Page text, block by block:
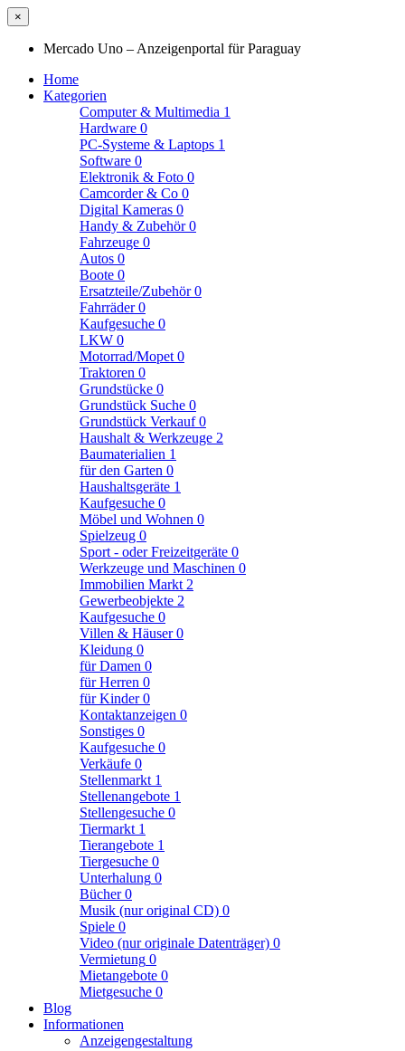
×
Mercado Uno – Anzeigenportal für Paraguay
Home
Kategorien
Computer & Multimedia 1
Hardware 0
PC-Systeme & Laptops 1
Software 0
Elektronik & Foto 0
Camcorder & Co 0
Digital Kameras 0
Handy & Zubehör0
Fahrzeuge 0
Autos 0
Boote 0
Ersatzteile/Zubehör0
Fahrräder0
Kaufgesuche 0
LKW 0
Motorrad/Mopet 0
Traktoren 0
Grundstücke 0
Grundstück Suche 0
Grundstück Verkauf0
Haushalt & Werkzeuge 2
Baumaterialien 1
für den Garten 0
Haushaltsgeräte 1
Kaufgesuche 0
Möbel und Wohnen 0
Spielzeug 0
Sport - oder Freizeitgeräte 0
Werkzeuge und Maschinen 0
Immobilien Markt 2
Gewerbeobjekte 2
Kaufgesuche 0
Villen & Häuser0
Kleidung 0
für Damen 0
für Herren 0
für Kinder0
Kontaktanzeigen 0
Sonstiges 0
Kaufgesuche 0
Verkäufe 0
Stellenmarkt 1
Stellenangebote 1
Stellengesuche 0
Tiermarkt 1
Tierangebote 1
Tiergesuche 0
Unterhalung 0
Bücher0
Musik (nur original CD) 0
Spiele 0
Video (nur originale Datenträger) 0
Vermietung 0
Mietangebote 0
Mietgesuche 0
Blog
Informationen
Anzeigengestaltung